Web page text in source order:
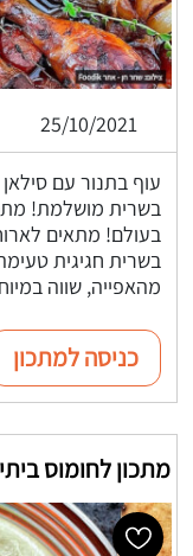
25/10/2021
עוף בתנור עם
בשרית מושלמת!
בעולם! מתאים
בשרית חגיגית
מהאפייה, שווה
כניסה למתכון
מתכון לחומוס